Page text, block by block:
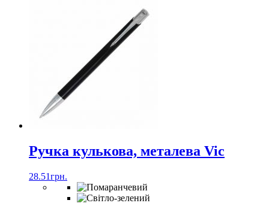
варіантів.
Параметри
можна
вибрати
на
сторінці
Ручка кулькова, металева Vic
28.51грн.